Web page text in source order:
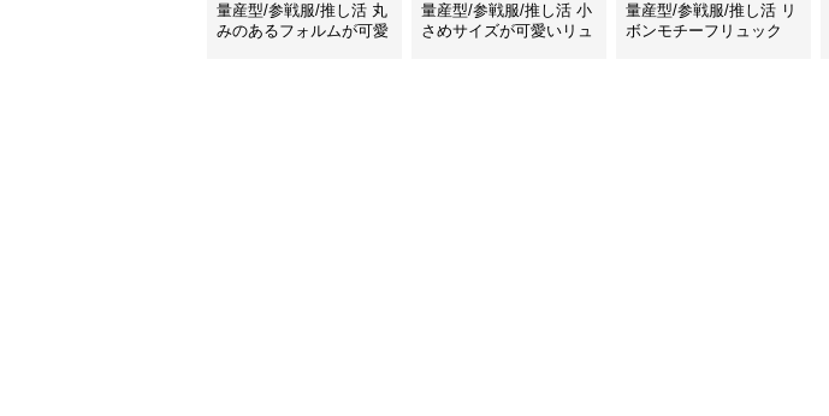
量産型/参戦服/推し活 丸
みのあるフォルムが可愛
量産型/参戦服/推し活 小
さめサイズが可愛いリュ
量産型/参戦服/推し活 リ
ボンモチーフリュック